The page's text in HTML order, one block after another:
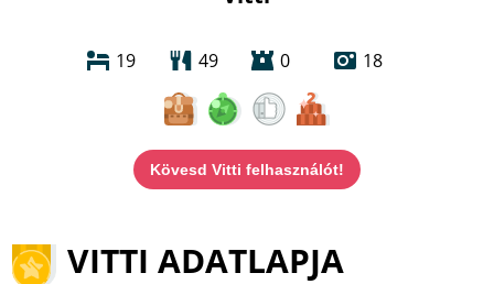
19 49 0 18
Kövesd Vitti felhasználót!
VITTI ADATLAPJA